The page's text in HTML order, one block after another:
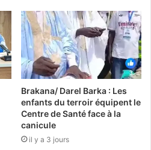
Brakana/ Darel Barka : Les
enfants du terroir équipent le
Centre de Santé face à la
canicule
il y a 3 jours